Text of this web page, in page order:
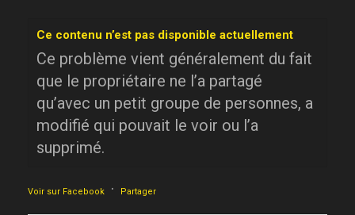
Ce contenu n’est pas disponible actuellement
Ce problème vient généralement du fait
que le propriétaire ne l’a partagé
qu’avec un petit groupe de personnes, a
modifié qui pouvait le voir ou l’a
supprimé.
Voir sur Facebook · Partager